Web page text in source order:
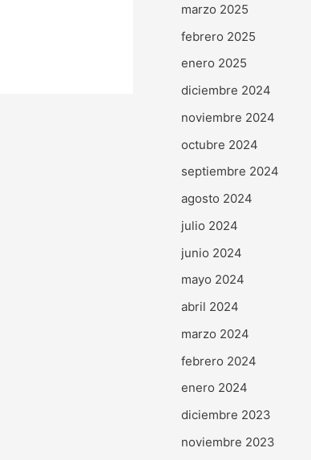
marzo 2025
febrero 2025
enero 2025
diciembre 2024
noviembre 2024
octubre 2024
septiembre 2024
agosto 2024
julio 2024
junio 2024
mayo 2024
abril 2024
marzo 2024
febrero 2024
enero 2024
diciembre 2023
noviembre 2023